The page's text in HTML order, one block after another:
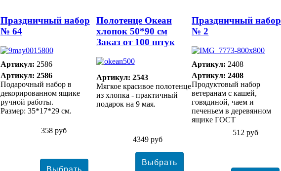
358 руб
Праздничный набор
№ 64
Артикул: 2586
Артикул: 2586
Подарочный набор в
декорированном ящике
ручной работы.
Размер: 35*17*29 см.
4349 руб
Полотенце Океан
хлопок 50*90 см
Заказ от 100 штук
Артикул: 2543
Мягкое красивое полотенце
из хлопка - практичный
подарок на 9 мая.
512 руб
Праздничный набор
№ 2
Артикул: 2408
Артикул: 2408
Продуктовый набор
ветеранам с кашей,
говядиной, чаем и
печеньем в деревянном
ящике ГОСТ